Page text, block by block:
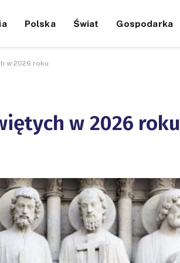
Polska Świat Gospodarka
w 2026 roku
w 2026 roku